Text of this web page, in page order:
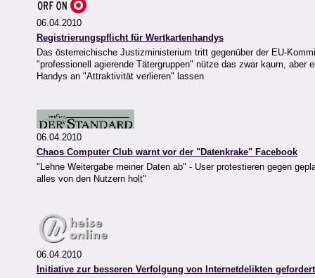
06.04.2010
Registrierungspflicht für Wertkartenhandys
Das österreichische Justizministerium tritt gegenüber der EU-
"professionell agierende Tätergruppen" nütze das zwar kaum, aber
Handys an "Attraktivität verlieren" lassen
06.04.2010
Chaos Computer Club warnt vor der "Datenkrake" Facebook
"Lehne Weitergabe meiner Daten ab" - User protestieren gegen
alles von den Nutzern holt"
06.04.2010
Initiative zur besseren Verfolgung von Internetdelikten gefordert